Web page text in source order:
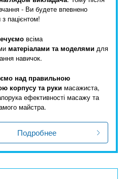
- Ви будете впевнено
пацієнтом!
всіма
матеріалами та моделями для
навичок.
над правильною
корпусу та руки масажиста,
ефективності масажу та
майстра.
Подробнее